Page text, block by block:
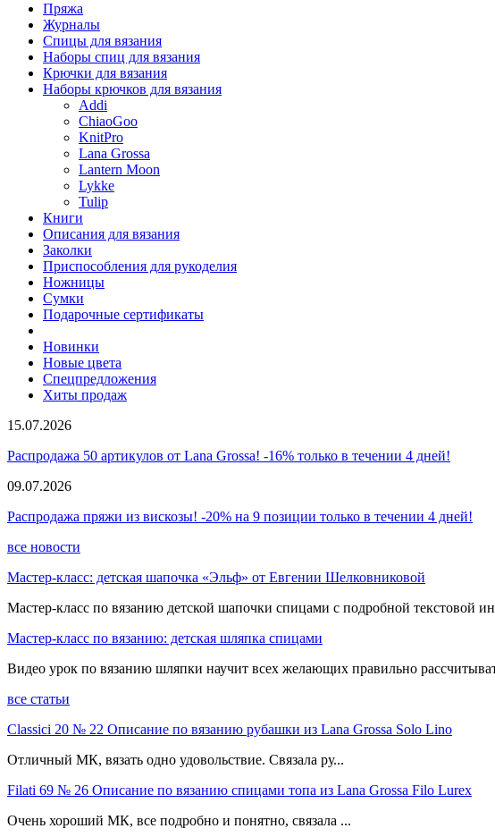
Пряжа
Журналы
Спицы для вязания
Наборы спиц для вязания
Крючки для вязания
Наборы крючков для вязания
Addi
ChiaoGoo
KnitPro
Lana Grossa
Lantern Moon
Lykke
Tulip
Книги
Описания для вязания
Заколки
Приспособления для рукоделия
Ножницы
Сумки
Подарочные сертификаты
Новинки
Новые цвета
Спецпредложения
Хиты продаж
15.07.2026
Распродажа 50 артикулов от Lana Grossa! -16% только в течении 4 дней!
09.07.2026
Распродажа пряжи из вискозы! -20% на 9 позиции только в течении 4 дней!
все новости
Мастер-класс: детская шапочка «Эльф» от Евгении Шелковниковой
Мастер-класс по вязанию детской шапочки спицами с подробной текстовой
Мастер-класс по вязанию: детская шляпка спицами
Видео урок по вязанию шляпки научит всех желающих правильно
все статьи
Classici 20 № 22 Описание по вязанию рубашки из Lana Grossa Solo Lino
Отличный МК, вязать одно удовольствие. Связала ру...
Filati 69 № 26 Описание по вязанию спицами топа из Lana Grossa Filo Lurex
Очень хороший МК, все подробно и понятно, связала ...